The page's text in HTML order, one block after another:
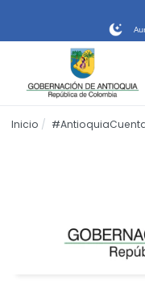
sitio
deInicio